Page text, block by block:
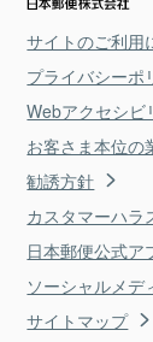
サイトのご利用
プライバシーポ
Webアクセシビ
お客さま本位の
勧誘方針
カスタマーハラ
日本郵便公式ア
ソーシャルメデ
サイトマップ